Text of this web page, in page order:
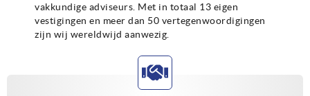
vakkundige adviseurs. Met in totaal 13 eigen
vestigingen en meer dan 50 vertegenwoordigingen
zijn wij wereldwijd aanwezig.